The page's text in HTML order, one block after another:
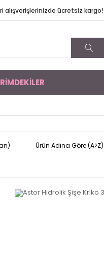
ücretsiz kargo!
Ürün Adına Göre (A>Z)